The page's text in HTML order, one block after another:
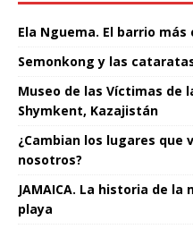
Ela Nguema. El barrio
Semonkong y las
Museo de las Víctimas de
Shymkent, Kazajistán
¿Cambian los lugares que
nosotros?
JAMAICA. La historia de
playa